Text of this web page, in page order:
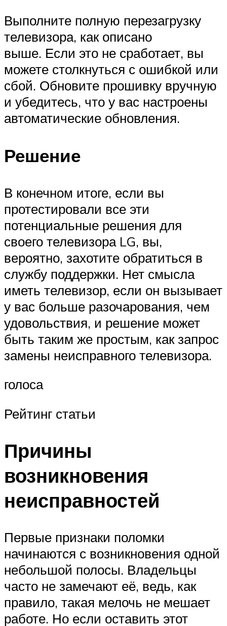
Выполните полную перезагрузку
телевизора, как описано
выше. Если это не сработает, вы
можете столкнуться с ошибкой или
сбой. Обновите прошивку вручную
и убедитесь, что у вас настроены
автоматические обновления.
Решение
В конечном итоге, если вы
протестировали все эти
потенциальные решения для
своего телевизора LG, вы,
вероятно, захотите обратиться в
службу поддержки. Нет смысла
иметь телевизор, если он вызывает
у вас больше разочарования, чем
удовольствия, и решение может
быть таким же простым, как запрос
замены неисправного телевизора.
голоса
Рейтинг статьи
Причины
возникновения
неисправностей
Первые признаки поломки
начинаются с возникновения одной
небольшой полосы. Владельцы
часто не замечают её, ведь, как
правило, такая мелочь не мешает
работе. Но если оставить этот